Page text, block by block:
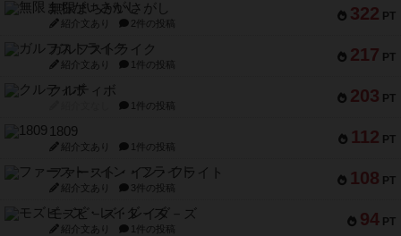
322 PT
無限まちがいさがし
紹介文あり 2件の投稿
217 PT
ガルフストライク
紹介文あり 1件の投稿
203 PT
クルティボ
1件の投稿
112 PT
1809
紹介文あり 1件の投稿
108 PT
ファースト・イン・フライト
紹介文あり 3件の投稿
94 PT
モズビ－ズ・レイダ－ズ
紹介文あり 1件の投稿